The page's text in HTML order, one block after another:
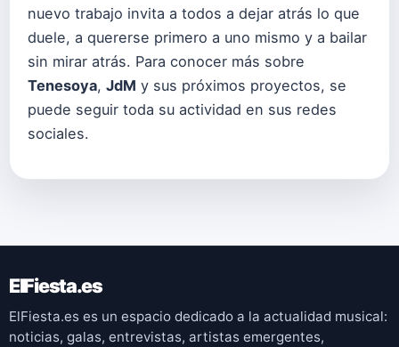
nuevo trabajo invita a todos a dejar atrás lo que
duele, a quererse primero a uno mismo y a bailar
sin mirar atrás. Para conocer más sobre
Tenesoya, JdM y sus próximos proyectos, se
puede seguir toda su actividad en sus redes
sociales.
ElFiesta.es
ElFiesta.es es un espacio dedicado a la actualidad musical:
noticias, galas, entrevistas, artistas emergentes,